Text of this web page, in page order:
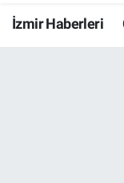
İzmir Haberleri
Resmi